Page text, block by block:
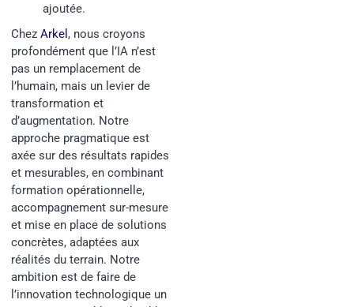
ajoutée.
Chez Arkel , nous croyons
profondément que l’IA n’est
pas un remplacement de
l’humain, mais un levier de
transformation et
d’augmentation. Notre
approche pragmatique est
axée sur des résultats rapides
et mesurables, en combinant
formation opérationnelle,
accompagnement sur-mesure
et mise en place de solutions
concrètes, adaptées aux
réalités du terrain. Notre
ambition est de faire de
l’innovation technologique un